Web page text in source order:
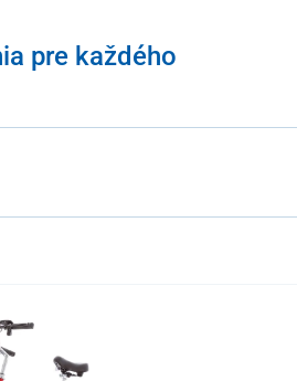
pre každého